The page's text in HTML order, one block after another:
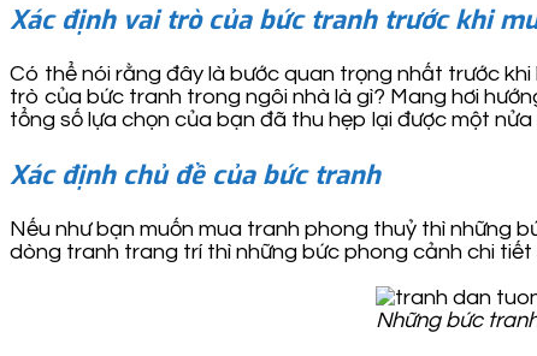
Xác định vai trò của bức tranh trước khi
Có thể nói rằng đây là bước quan trọng nhất trước
trò của bức tranh trong ngôi nhà là gì? Mang hơi
tổng số lựa chọn của bạn đã thu hẹp lại được một nửa
Xác định chủ đề của bức tranh
Nếu như bạn muốn mua tranh phong thuỷ thì những
dòng tranh trang trí thì những bức phong cảnh chi
Những bức